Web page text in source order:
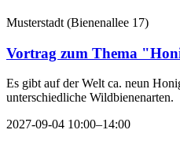
Musterstadt (Bienenallee 17)
Vortrag zum Thema
Es gibt auf der Welt ca. neun
unterschiedliche Wildbienenarten.
2027-09-04 10:00–14:00